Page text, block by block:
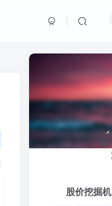
股价挖掘机